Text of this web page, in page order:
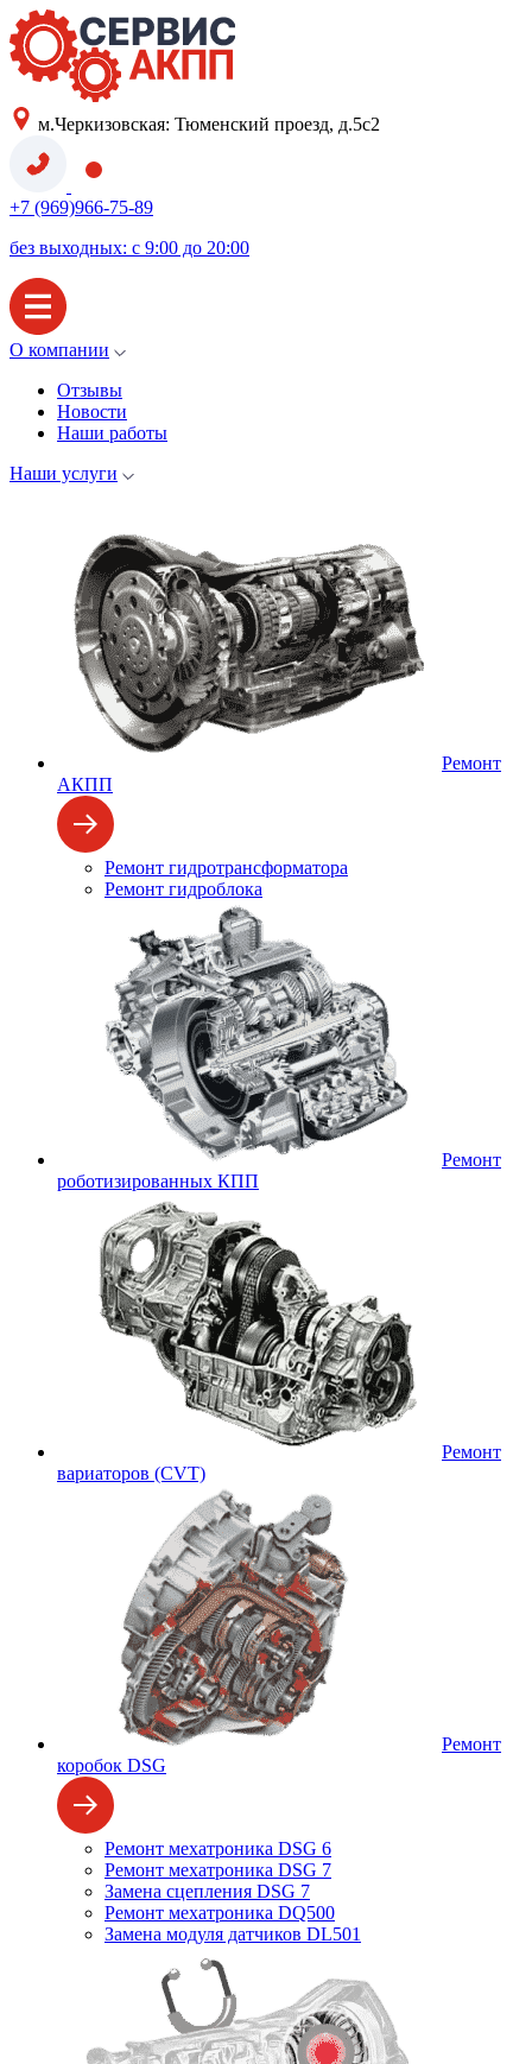
м.Черкизовская: Тюменский проезд, д.5с2
+7 (969)966-75-89
без выходных: с 9:00 до 20:00
О компании
Отзывы
Новости
Наши работы
Наши услуги
Ремонт
АКПП
Ремонт гидротрансформатора
Ремонт гидроблока
Ремонт
роботизированных КПП
Ремонт
вариаторов (CVT)
Ремонт
коробок DSG
Ремонт мехатроника DSG 6
Ремонт мехатроника DSG 7
Замена сцепления DSG 7
Ремонт мехатроника DQ500
Замена модуля датчиков DL501